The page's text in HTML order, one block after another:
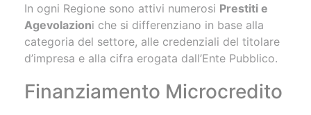
In ogni Regione sono attivi numerosi Prestiti e
Agevolazioni che si differenziano in base alla
categoria del settore, alle credenziali del titolare
d’impresa e alla cifra erogata dall’Ente Pubblico.
Finanziamento Microcredito